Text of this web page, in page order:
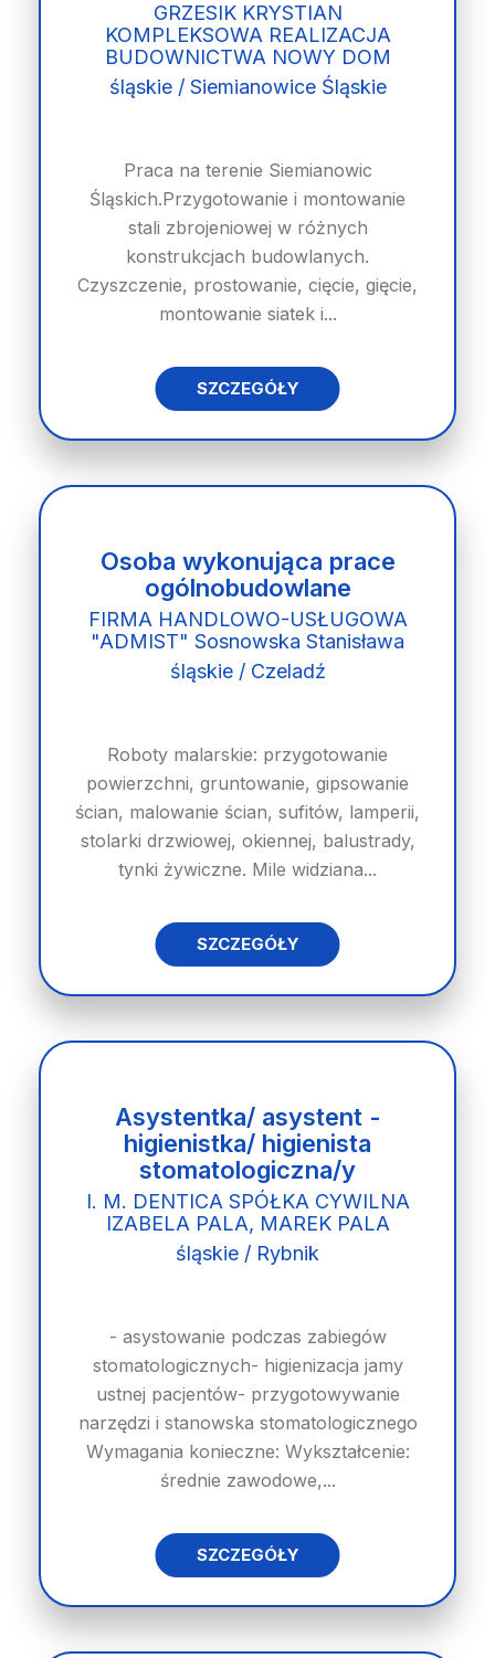
GRZESIK KRYSTIAN
KOMPLEKSOWA REALIZACJA
BUDOWNICTWA NOWY DOM
śląskie / Siemianowice Śląskie
Praca na terenie Siemianowic
Śląskich.Przygotowanie i montowanie
stali zbrojeniowej w różnych
konstrukcjach budowlanych.
Czyszczenie, prostowanie, cięcie, gięcie,
montowanie siatek i...
SZCZEGÓŁY
Osoba wykonująca prace
ogólnobudowlane
FIRMA HANDLOWO-USŁUGOWA
"ADMIST" Sosnowska Stanisława
śląskie / Czeladź
Roboty malarskie: przygotowanie
powierzchni, gruntowanie, gipsowanie
ścian, malowanie ścian, sufitów, lamperii,
stolarki drzwiowej, okiennej, balustrady,
tynki żywiczne. Mile widziana...
SZCZEGÓŁY
Asystentka/ asystent -
higienistka/ higienista
stomatologiczna/y
I. M. DENTICA SPÓŁKA CYWILNA
IZABELA PALA, MAREK PALA
śląskie / Rybnik
- asystowanie podczas zabiegów
stomatologicznych- higienizacja jamy
ustnej pacjentów- przygotowywanie
narzędzi i stanowska stomatologicznego
Wymagania konieczne: Wykształcenie:
średnie zawodowe,...
SZCZEGÓŁY